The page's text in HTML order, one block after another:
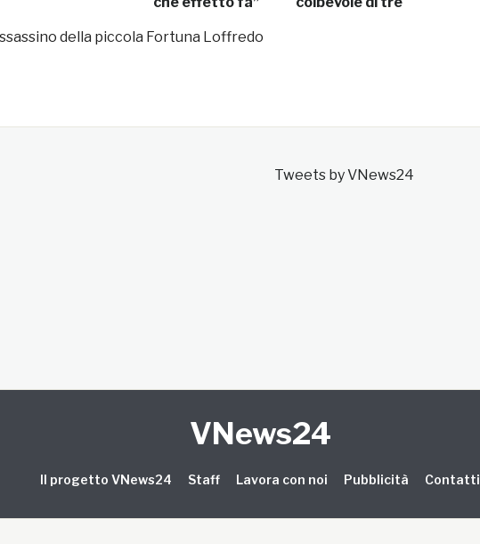
della piccola Fortuna Loffredo
Tweets by VNews24
VNews24
Il progetto VNews24 Staff Lavora con noi Pubblicità Contatti